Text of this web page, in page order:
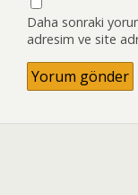
Daha sonraki
adresim ve site